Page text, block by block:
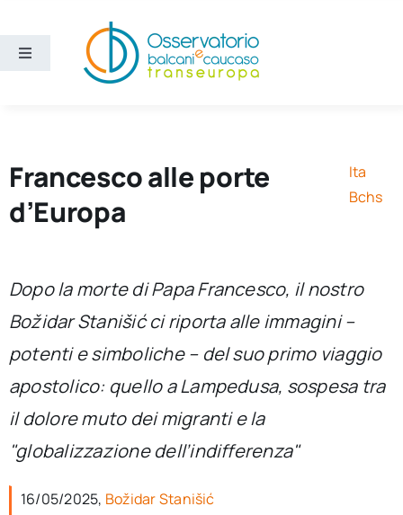
contenuto
Toggle
Ricerca e divulgazione
Sezioni
Cerca
per:
Newsletter
Francesco alle porte
d’Europa
Ita
Bchs
Dopo la morte di Papa Francesco, il nostro
Božidar Stanišić ci riporta alle immagini –
potenti e simboliche – del suo primo viaggio
apostolico: quello a Lampedusa, sospesa tra
il dolore muto dei migranti e la
"globalizzazione dell’indifferenza"
16/05/2025, Božidar Stanišić